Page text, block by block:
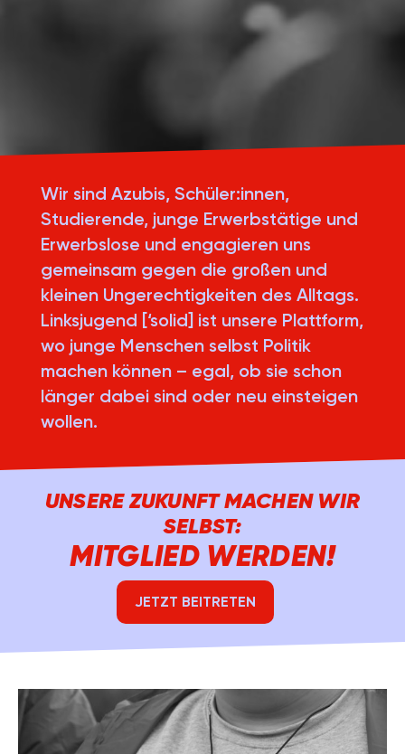
Wir sind Azubis, Schüler:innen,
Studierende, junge Erwerbstätige und
Erwerbslose und engagieren uns
gemeinsam gegen die großen und
kleinen Ungerechtigkeiten des Alltags.
Linksjugend [‘solid] ist unsere Plattform,
wo junge Menschen selbst Politik
machen können – egal, ob sie schon
länger dabei sind oder neu einsteigen
wollen.
UNSERE ZUKUNFT MACHEN WIR
SELBST:
MITGLIED WERDEN!
JETZT BEITRETEN